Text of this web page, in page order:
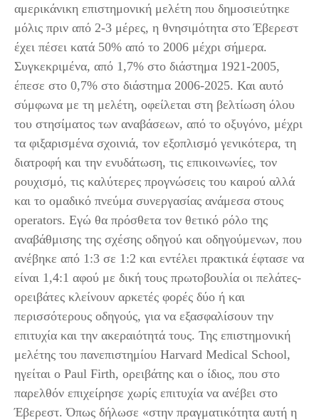
αμερικάνικη επιστημονική μελέτη που δημοσιεύτηκε
μόλις πριν από 2-3 μέρες, η θνησιμότητα στο Έβερεστ
έχει πέσει κατά 50% από το 2006 μέχρι σήμερα.
Συγκεκριμένα, από 1,7% στο διάστημα 1921-2005,
έπεσε στο 0,7% στο διάστημα 2006-2025. Και αυτό
σύμφωνα με τη μελέτη, οφείλεται στη βελτίωση όλου
του στησίματος των αναβάσεων, από το οξυγόνο, μέχρι
τα φιξαρισμένα σχοινιά, τον εξοπλισμό γενικότερα, τη
διατροφή και την ενυδάτωση, τις επικοινωνίες, τον
ρουχισμό, τις καλύτερες προγνώσεις του καιρού αλλά
και το ομαδικό πνεύμα συνεργασίας ανάμεσα στους
operators. Εγώ θα πρόσθετα τον θετικό ρόλο της
αναβάθμισης της σχέσης οδηγού και οδηγούμενων, που
ανέβηκε από 1:3 σε 1:2 και εντέλει πρακτικά έφτασε να
είναι 1,4:1 αφού με δική τους πρωτοβουλία οι πελάτες-
ορειβάτες κλείνουν αρκετές φορές δύο ή και
περισσότερους οδηγούς, για να εξασφαλίσουν την
επιτυχία και την ακεραιότητά τους. Της επιστημονική
μελέτης του πανεπιστημίου Harvard Medical School,
ηγείται ο Paul Firth, ορειβάτης και ο ίδιος, που στο
παρελθόν επιχείρησε χωρίς επιτυχία να ανέβει στο
Έβερεστ. Όπως δήλωσε «στην πραγματικότητα αυτή η